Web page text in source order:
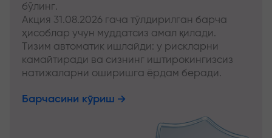
бўлинг.
Акция 31.08.2026 гача тўлдирилган барча
ҳисоблар учун муддатсиз амал қилади.
Тизим автоматик ишлайди: у рискларни
камайтиради ва сизнинг иштирокингизсиз
натижаларни оширишга ёрдам беради.
Барчасини кўриш